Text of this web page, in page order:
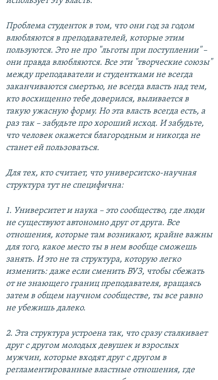
Проблема студенток в том, что они год за годом
влюбляются в преподавателей, которые этим
пользуются. Это не про "льготы при поступлении"– ​
они правда влюбляются. Все эти "творческие союзы"
между преподаватели и студентками не всегда
заканчиваются смертью, не всегда власть над тем,
кто восхищенно тебе доверился, выливается в
такую ужасную форму. Но эта власть всегда есть, а
раз так – забудьте про хороший исход. И забудьте,
что человек окажется благородным и никогда не
станет ей пользоваться.
Для тех, кто считает, что университско-научная
структура тут не специфична:
1. Университет и наука – это сообщество, где люди
не существуют автономно друг от друга. Все
отношения, которые там возникают, крайне важны
для того, какое место ты в нем вообще сможешь
занять. И это не та структура, которую легко
изменить: даже если сменить ВУЗ, чтобы сбежать
от не знающего границ преподавателя, вращаясь
затем в общем научном сообществе, ты все равно
не убежишь далеко.
2. Эта структура устроена так, что сразу сталкивает
друг с другом молодых девушек и взрослых
мужчин, которые входят друг с другом в
регламентированные властные отношения, где